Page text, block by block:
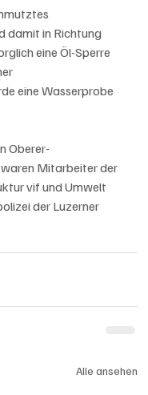
damit in Richtung
eine Öl-Sperre
eine Wasserprobe
Oberer-
waren Mitarbeiter der
vif und Umwelt
der Luzerner
Alle ansehen